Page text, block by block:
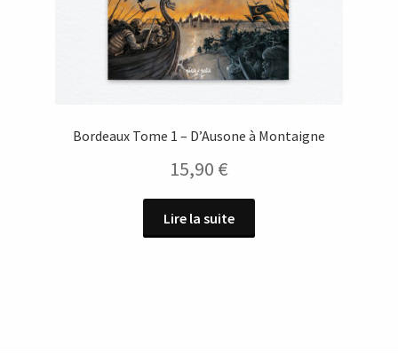
Bordeaux Tome 1 – D’Ausone à Montaigne
15,90 €
Lire la suite